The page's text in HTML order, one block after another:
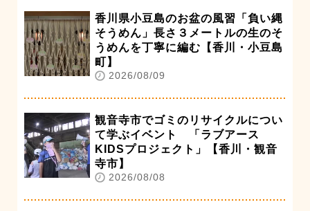
香川県小豆島のお盆の風習「負い縄
そうめん」長さ３メートルの生のそ
うめんを丁寧に編む【香川・小豆島
町】
2026/08/09
観音寺市でゴミのリサイクルについ
て学ぶイベント 「ラブアース
KIDSプロジェクト」【香川・観音
寺市】
2026/08/08